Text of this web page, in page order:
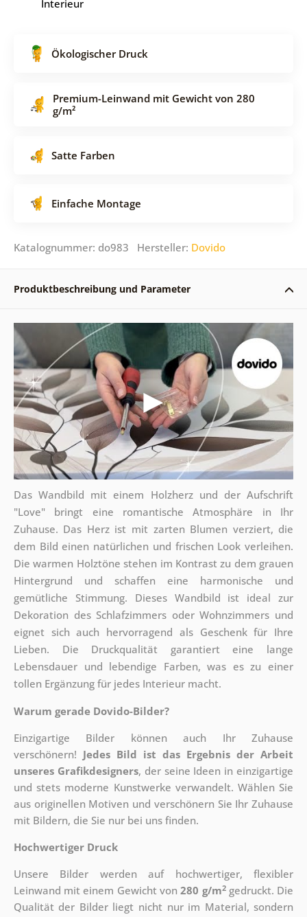
Interieur
Ökologischer Druck
Premium-Leinwand mit Gewicht von 280
g/m²
Satte Farben
Einfache Montage
Katalognummer: do983 Hersteller: Dovido
Produktbeschreibung und Parameter
Das Wandbild mit einem Holzherz und der Aufschrift
"Love" bringt eine romantische Atmosphäre in Ihr
Zuhause. Das Herz ist mit zarten Blumen verziert, die
dem Bild einen natürlichen und frischen Look verleihen.
Die warmen Holztöne stehen im Kontrast zu dem grauen
Hintergrund und schaffen eine harmonische und
gemütliche Stimmung. Dieses Wandbild ist ideal zur
Dekoration des Schlafzimmers oder Wohnzimmers und
eignet sich auch hervorragend als Geschenk für Ihre
Lieben. Die Druckqualität garantiert eine lange
Lebensdauer und lebendige Farben, was es zu einer
tollen Ergänzung für jedes Interieur macht.
Warum gerade Dovido-Bilder?
Einzigartige Bilder können auch Ihr Zuhause
verschönern! Jedes Bild ist das Ergebnis der Arbeit
unseres Grafikdesigners, der seine Ideen in einzigartige
und stets moderne Kunstwerke verwandelt. Wählen Sie
aus originellen Motiven und verschönern Sie Ihr Zuhause
mit Bildern, die Sie nur bei uns finden.
Hochwertiger Druck
Unsere Bilder werden auf hochwertiger, flexibler
Leinwand mit einem Gewicht von280 g/m2gedruckt. Die
Qualität der Bilder liegt nicht nur im Material, sondern